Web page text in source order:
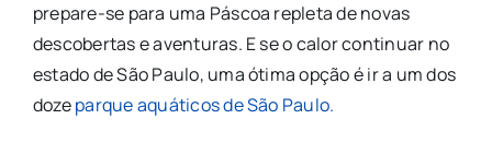
prepare-se para uma Páscoa repleta de novas
descobertas e aventuras. E se o calor continuar no
estado de São Paulo, uma ótima opção é ir a um dos
dozeparque aquáticos de São Paulo.